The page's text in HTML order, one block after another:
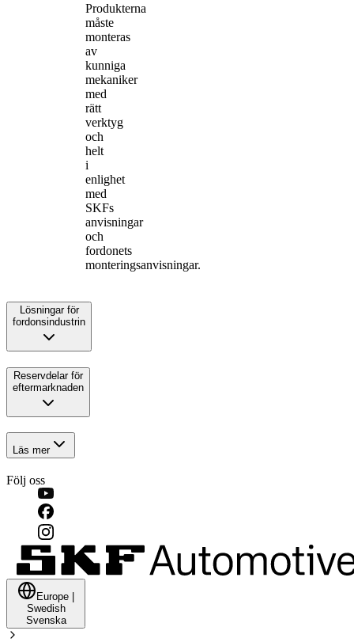
Produkterna
måste
monteras
av
kunniga
mekaniker
med
rätt
verktyg
och
helt
i
enlighet
med
SKFs
anvisningar
och
fordonets
monteringsanvisningar.
Lösningar för
fordonsindustrin
Reservdelar för
eftermarknaden
Läs mer
Följ oss
Europe
Swedish
Svenska